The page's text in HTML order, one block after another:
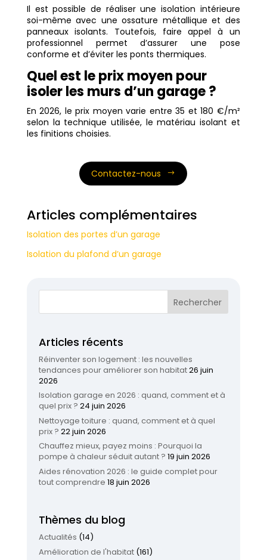
Il est possible de réaliser une isolation intérieure
soi-même avec une ossature métallique et des
panneaux isolants. Toutefois, faire appel à un
professionnel permet d’assurer une pose
conforme et d’éviter les ponts thermiques.
Quel est le prix moyen pour
isoler les murs d’un garage ?
En 2026, le prix moyen varie entre 35 et 180 €/m²
selon la technique utilisée, le matériau isolant et
les finitions choisies.
Contactez-nous
Articles complémentaires
Isolation des portes d’un garage
Isolation du plafond d’un garage
Articles récents
Réinventer son logement : les nouvelles
tendances pour améliorer son habitat26 juin
2026
Isolation garage en 2026 : quand, comment et à
quel prix ? 24 juin 2026
Nettoyage toiture : quand, comment et à quel
prix ? 22 juin 2026
Chauffez mieux, payez moins : Pourquoi la
pompe à chaleur séduit autant ? 19 juin 2026
Aides rénovation 2026 : le guide complet pour
tout comprendre 18 juin 2026
Thèmes du blog
Actualités (14)
Amélioration de l'habitat(161)